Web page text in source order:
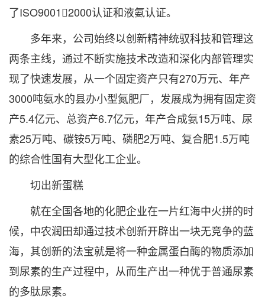
了ISO90012000认证和液氨认证。
多年来，公司始终以创新精神统驭科技和管理这
两条主线，通过不断实施技术改造和深化内部管理实
现了快速发展，从一个固定资产只有270万元、年产
3000吨氨水的县办小型氮肥厂，发展成为拥有固定资
产5.4亿元、总资产6.7亿元，年产合成氨15万吨、尿
素25万吨、碳铵5万吨、磷肥2万吨、复合肥1.5万吨
的综合性国有大型化工企业。
切出新蛋糕
就在全国各地的化肥企业在一片红海中火拼的时
候，中农润田却通过技术创新开辟出一块无竞争的蓝
海，其创新的法宝就是将一种金属蛋白酶的物质添加
到尿素的生产过程中，从而生产出一种优于普通尿素
的多肽尿素。